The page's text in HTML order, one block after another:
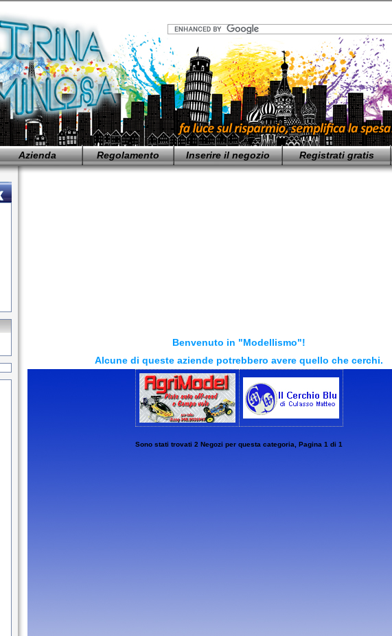
Azienda Regolamento Inserire il negozio Registrati gratis
Benvenuto in "Modellismo"!
Alcune di queste aziende potrebbero avere quello che cerchi.